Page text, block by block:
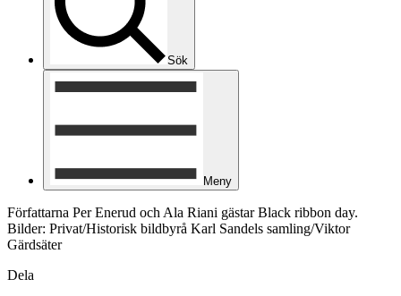
Sök
Meny
Författarna Per Enerud och Ala Riani gästar Black ribbon day.
Bilder: Privat/Historisk bildbyrå Karl Sandels samling/Viktor
Gärdsäter
Dela